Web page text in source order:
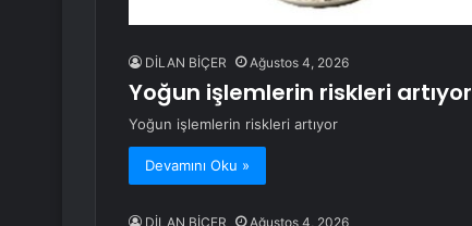
DİLAN BİÇER Ağustos 4, 2026
Yoğun işlemlerin riskleri artıyor
Yoğun işlemlerin riskleri artıyor
Devamını Oku »
DİLAN BİÇER Ağustos 4, 2026